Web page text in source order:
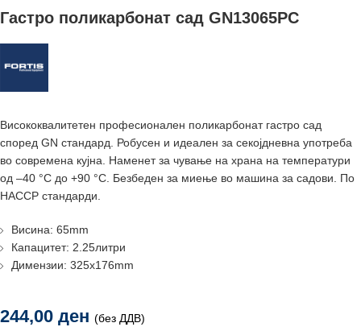
Гастро поликарбонат сад GN13065PC
Висококвалитетен професионален поликарбонат гастро сад
според GN стандард. Робусен и идеален за секојдневна употреба
во современа кујна. Наменет за чување на храна на температури
од –40 °C до +90 °C. Безбеден за миење во машина за садови. По
HACCP стандарди.
Висина: 65mm
Капацитет: 2.25литри
Димензии: 325x176mm
244,00 ден (без ДДВ)